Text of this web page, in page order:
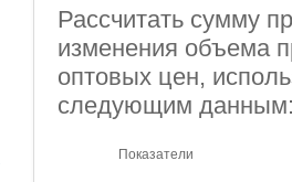
Рассчитать сумму
изменения объема
оптовых цен,
следующим
Показатели